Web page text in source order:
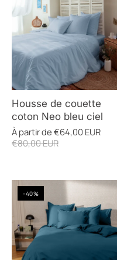
Housse de couette
coton Neo bleu ciel
À partir de €64,00 EUR
€80,00 EUR
-40%